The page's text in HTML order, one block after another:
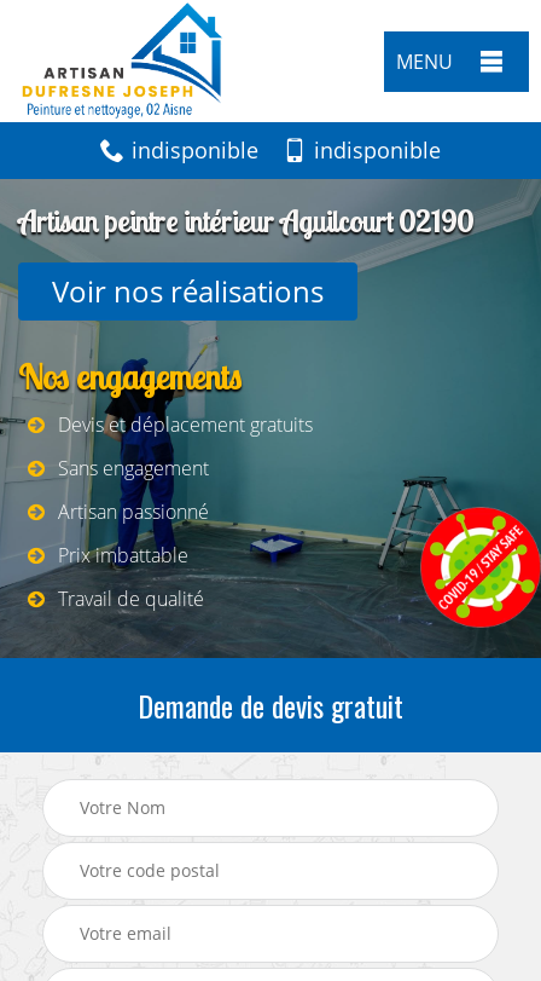
MENU
indisponible indisponible
Artisan peintre intérieur Aguilcourt 02190
Voir nos réalisations
Nos engagements
Devis et déplacement gratuits
Sans engagement
Artisan passionné
Prix imbattable
Travail de qualité
Demande de devis gratuit